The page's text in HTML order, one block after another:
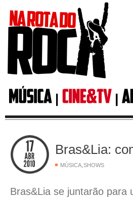
Bras&Lia:
MÚSICA,SHOWS
Bras&Lia se juntarão para